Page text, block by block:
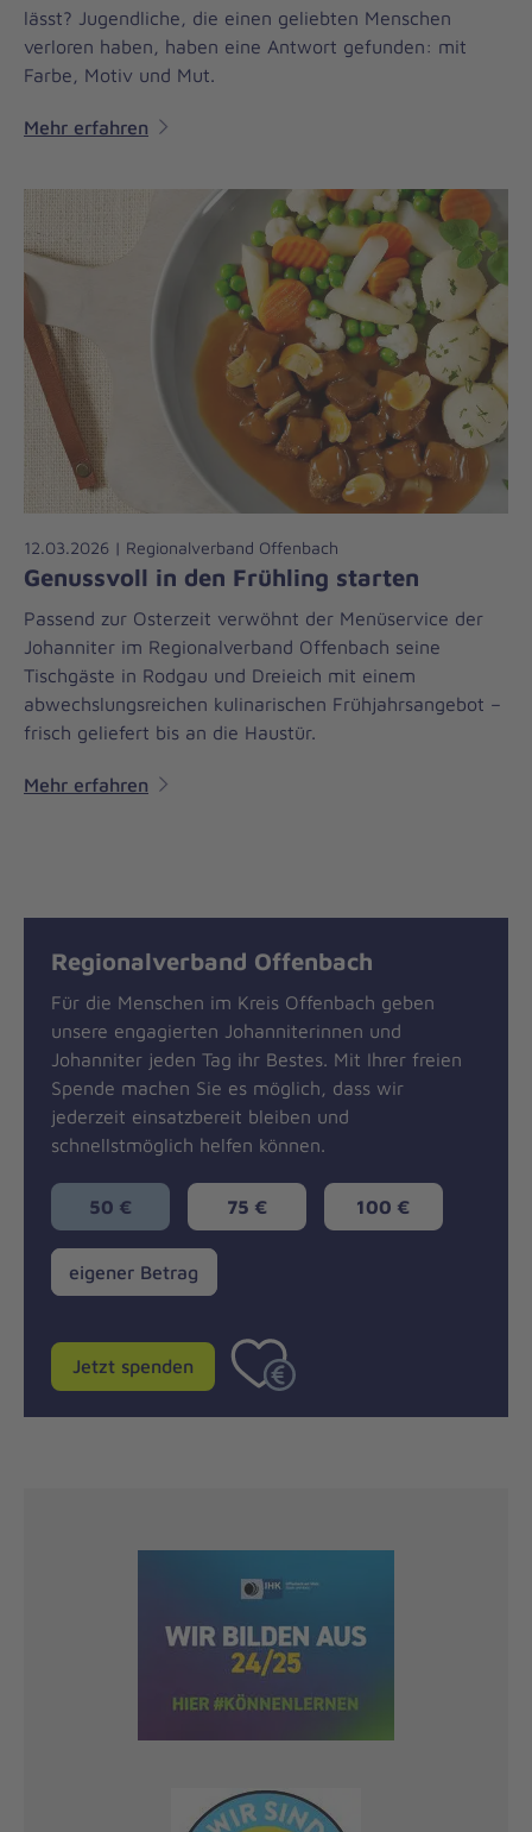
lässt? Jugendliche, die einen geliebten Menschen
verloren haben, haben eine Antwort gefunden: mit
Farbe, Motiv und Mut.
Mehr erfahren
12.03.2026 | Regionalverband Offenbach
Genussvoll in den Frühling starten
Passend zur Osterzeit verwöhnt der Menüservice der
Johanniter im Regionalverband Offenbach seine
Tischgäste in Rodgau und Dreieich mit einem
abwechslungsreichen kulinarischen Frühjahrsangebot –
frisch geliefert bis an die Haustür.
Mehr erfahren
Regionalverband Offenbach
Für die Menschen im Kreis Offenbach geben
unsere engagierten Johanniterinnen und
Johanniter jeden Tag ihr Bestes. Mit Ihrer freien
Spende machen Sie es möglich, dass wir
jederzeit einsatzbereit bleiben und
schnellstmöglich helfen können.
50 € 75 € 100 €
eigener
Betrag
eigener Betrag
Jetzt spenden